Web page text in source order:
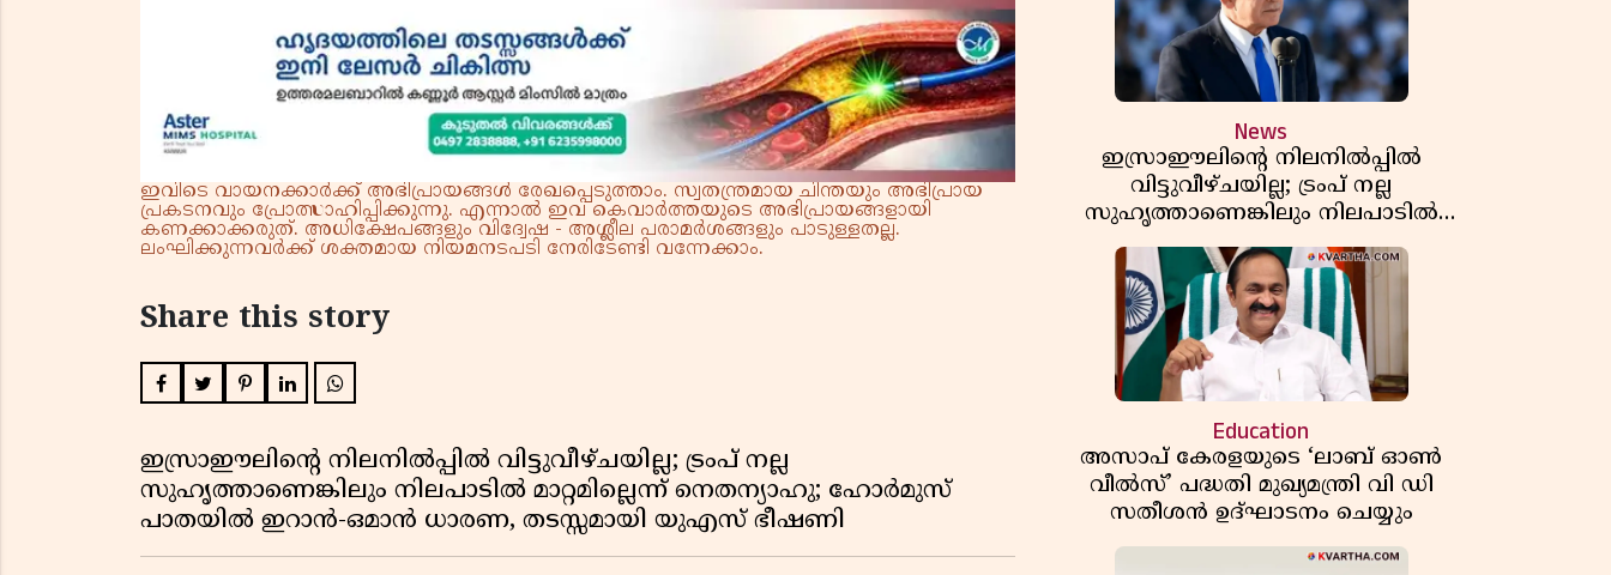
ഇവിടെ വായനക്കാർക്ക് അഭിപ്രായങ്ങൾ രേഖപ്പെടുത്താം. സ്വതന്ത്രമായ ചിന്തയും അഭിപ്രായ
പ്രകടനവും പ്രോത്സാഹിപ്പിക്കുന്നു. എന്നാൽ ഇവ കെവാർത്തയുടെ അഭിപ്രായങ്ങളായി
കണക്കാക്കരുത്. അധിക്ഷേപങ്ങളും വിദ്വേഷ - അശ്ലീല പരാമർശങ്ങളും പാടുള്ളതല്ല.
ലംഘിക്കുന്നവർക്ക് ശക്തമായ നിയമനടപടി നേരിടേണ്ടി വന്നേക്കാം.
Share this story
ഇസ്രാഈലിന്റെ നിലനിൽപ്പിൽ വിട്ടുവീഴ്ചയില്ല; ട്രംപ് നല്ല
സുഹൃത്താണെങ്കിലും നിലപാടിൽ മാറ്റമില്ലെന്ന് നെതന്യാഹു; ഹോർമുസ്
പാതയിൽ ഇറാൻ-ഒമാൻ ധാരണ, തടസ്സമായി യുഎസ് ഭീഷണി
News
ഇസ്രാഈലിന്റെ നിലനിൽപ്പിൽ
വിട്ടുവീഴ്ചയില്ല; ട്രംപ് നല്ല
സുഹൃത്താണെങ്കിലും നിലപാടിൽ
മാറ്റമില്ലെന്ന് നെതന്യാഹു; ഹോർമുസ്
പാതയിൽ ഇറാൻ-ഒമാൻ ധാരണ,
തടസ്സമായി യുഎസ് ഭീഷണി
Education
അസാപ് കേരളയുടെ ‘ലാബ് ഓൺ
വീൽസ്’ പദ്ധതി മുഖ്യമന്ത്രി വി ഡി
സതീശൻ ഉദ്ഘാടനം ചെയ്യും